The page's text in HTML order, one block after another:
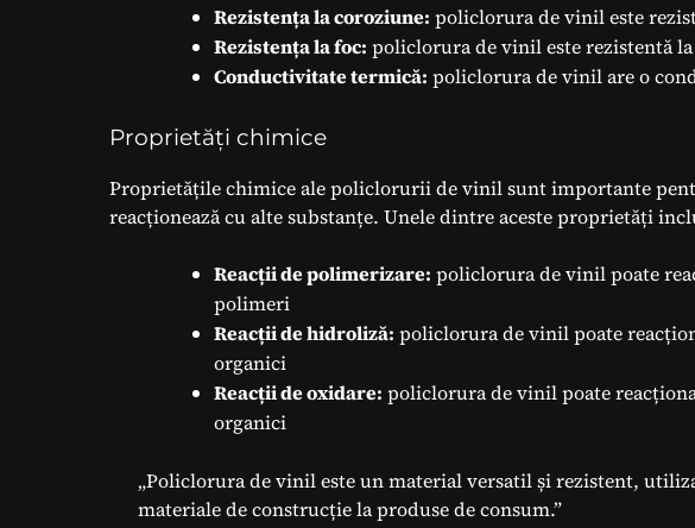
Rezistența la coroziune: policlorura de vinil este
Rezistența la foc: policlorura de vinil este rezistentă
Conductivitate termică: policlorura de vinil are o
Proprietăți chimice
Proprietățile chimice ale policlorurii de vinil sunt importante
reacționează cu alte substanțe. Unele dintre aceste proprietăți
Reacții de polimerizare: policlorura de vinil poate
polimeri
Reacții de hidroliză: policlorura de vinil poate
organici
Reacții de oxidare: policlorura de vinil poate
organici
„Policlorura de vinil este un material versatil și rezistent,
materiale de construcție la produse de consum.”